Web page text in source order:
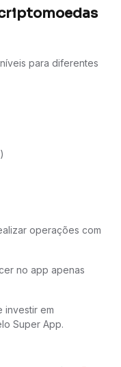
para diferentes
operações com
no app apenas
investir em
Super App.